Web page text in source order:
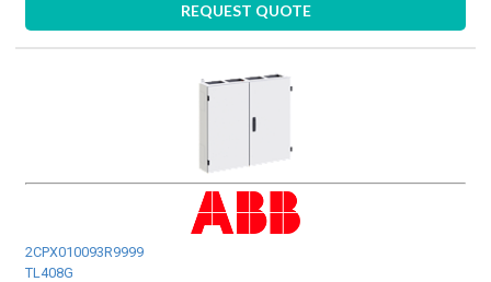
REQUEST QUOTE
2CPX010093R9999
TL408G